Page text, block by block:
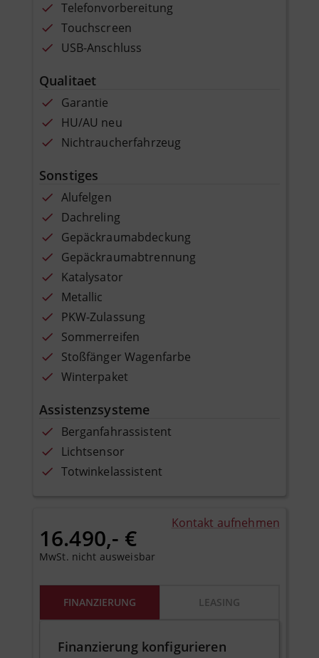
Telefonvorbereitung
Touchscreen
USB-Anschluss
Qualitaet
Garantie
HU/AU neu
Nichtraucherfahrzeug
Sonstiges
Alufelgen
Dachreling
Gepäckraumabdeckung
Gepäckraumabtrennung
Katalysator
Metallic
PKW-Zulassung
Sommerreifen
Stoßfänger Wagenfarbe
Winterpaket
Assistenzsysteme
Berganfahrassistent
Lichtsensor
Totwinkelassistent
16.490,- €
MwSt. nicht ausweisbar
Kontakt aufnehmen
FINANZIERUNG LEASING
Finanzierung konfigurieren